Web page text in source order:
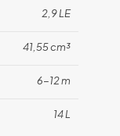
2,9 LE
41,55 cm³
6-12 m
14 L